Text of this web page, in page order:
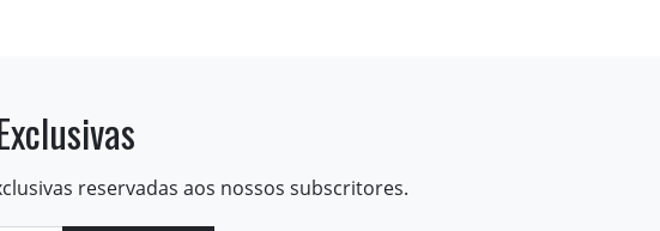
reservadas aos nossos subscritores.